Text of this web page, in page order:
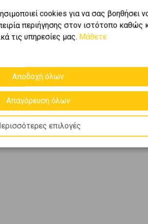
cookies για να σας βοηθήσει
περιήγησης στον ιστότοπο καθώς
τις υπηρεσίες μας. Μάθετε
Αποδοχή όλων
Απαγόρευση όλων
επιλογές